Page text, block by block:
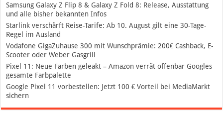
Samsung Galaxy Z Flip 8 & Galaxy Z Fold 8: Release, Ausstattung
und alle bisher bekannten Infos
Starlink verschärft Reise-Tarife: Ab 10. August gilt eine 30-Tage-
Regel im Ausland
Vodafone GigaZuhause 300 mit Wunschprämie: 200€ Cashback, E-
Scooter oder Weber Gasgrill
Pixel 11: Neue Farben geleakt – Amazon verrät offenbar Googles
gesamte Farbpalette
Google Pixel 11 vorbestellen: Jetzt 100 € Vorteil bei MediaMarkt
sichern